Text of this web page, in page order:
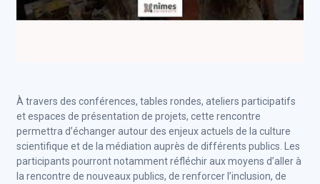
À travers des conférences, tables rondes, ateliers participatifs
et espaces de présentation de projets, cette rencontre
permettra d’échanger autour des enjeux actuels de la culture
scientifique et de la médiation auprès de différents publics. Les
participants pourront notamment réfléchir aux moyens d’aller à
la rencontre de nouveaux publics, de renforcer l’inclusion, de